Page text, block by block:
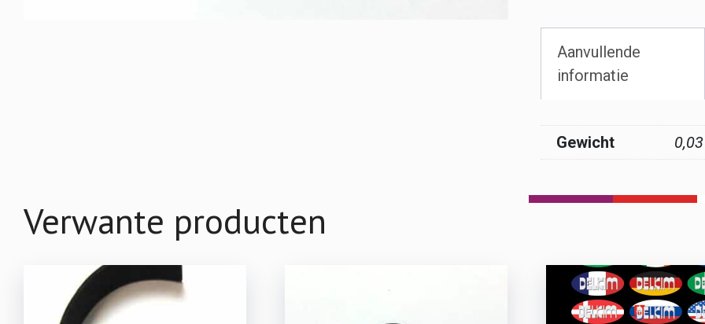
Aanvullende
informatie
Gewicht
Verwante producten